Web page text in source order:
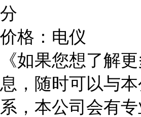
分
价格：电仪
《如果您想了解
息，随时可以与
系，本公司会有